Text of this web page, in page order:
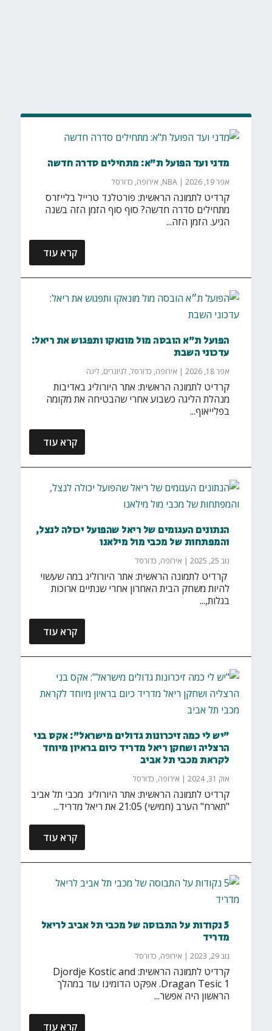
מדני ועד הפועל ת"א: מתחילים סדרה חדשה
אפר 19, 2026 |
NBA
, אירופה, כדורסל
קרדיט לתמונה הראשית: פורטלנד טרייל בלייזרס
מתחילים סדרה חדשה? סוף סוף הזמן הזה בשנה
הגיע. הזמן הזה...
קרא עוד
הפועל ת״א הובסה מול מונאקו ותפגוש את ריאל:
עדכוני השבת
אפר 18, 2026 | אירופה, כדורסל, לגיונרים, ליגה
קרדיט לתמונה הראשית: אתר היורוליג באדיבות
מנהלת הליגה כשבוע אחרי שהבטיחה את מקומה
בפלייאוף...
קרא עוד
הנתונים העגומים של ריאל שהפועל יכולה לנצל,
והמפתחות של מכבי מול מילאנו
נוב 25, 2025 | אירופה, כדורסל
‏ קרדיט לתמונה הראשית: אתר היורוליג במה שעשוי
להיות משחק הבית האחרון אחרי שנתיים ארוכות
בגלות,...
קרא עוד
"יש לי כמה זיכרונות גדולים מישראל": אקס בני
הרצליה ושחקן ריאל מדריד כיום בראיון מיוחד
לקראת מכבי תל אביב
אוק 31, 2024 | אירופה, כדורסל
קרדיט לתמונה הראשית: אתר היורוליג מכבי תל אביב
"תארח" הערב (חמישי) 21:05 את ריאל מדריד...
קרא עוד
5 נקודות על התבוסה של מכבי תל אביב לריאל
מדריד
נוב 29, 2023 | אירופה, כדורסל
קרדיט לתמונה הראשית: Djordje Kostic and
Dragan Tesic 1. אפקט הדומינו עוד במהלך
הראשון היה אפשר...
קרא עוד